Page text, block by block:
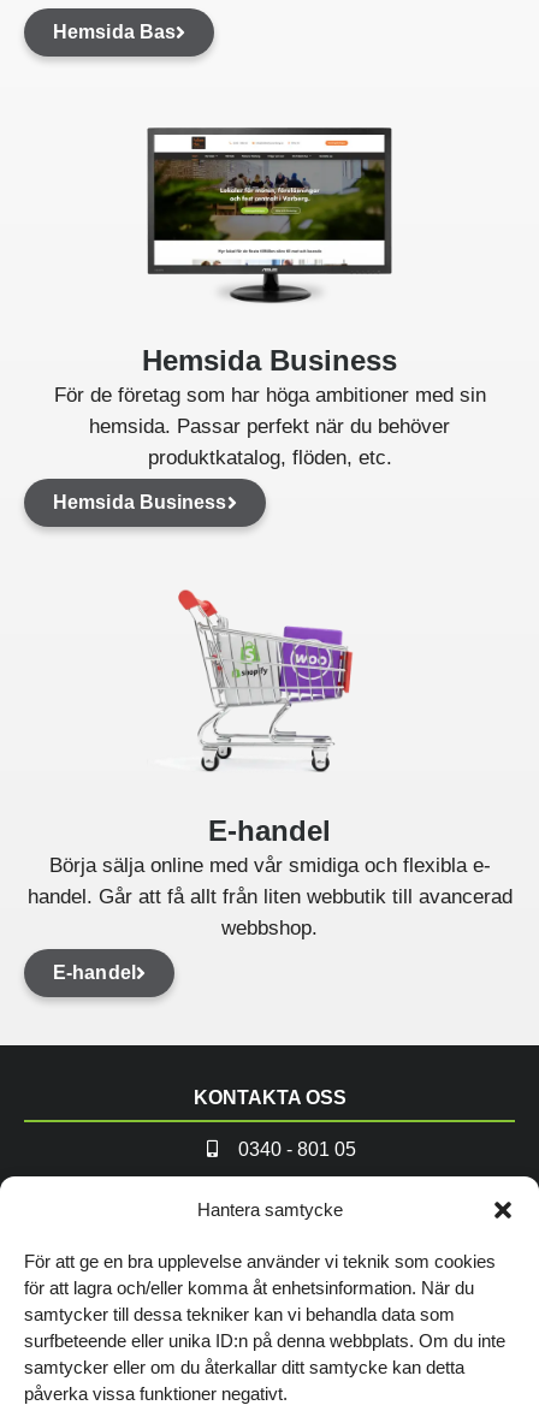
Hantera samtycke
För att ge en bra upplevelse använder vi teknik som cookies
för att lagra och/eller komma åt enhetsinformation. När du
samtycker till dessa tekniker kan vi behandla data som
surfbeteende eller unika ID:n på denna webbplats. Om du inte
samtycker eller om du återkallar ditt samtycke kan detta
påverka vissa funktioner negativt.
Hemsida Bas
Hemsida Business
För de företag som har höga ambitioner med sin
hemsida. Passar perfekt när du behöver
produktkatalog, flöden, etc.
Hemsida Business
E-handel
Börja sälja online med vår smidiga och flexibla e-
handel. Går att få allt från liten webbutik till avancerad
webbshop.
E-handel
KONTAKTA OSS
0340 - 801 05
info@andremedvanner.se
Norrgatan 16, Varberg
Hitta hit
WEBB & MARKNADSFÖRING